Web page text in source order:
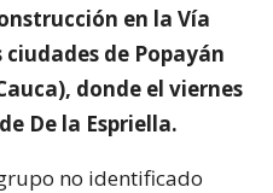
en la Vía
de Popayán
donde el viernes
De la Espriella.
no identificado